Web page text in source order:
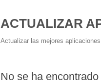
ACTUALIZAR
Actualizar las mejores
No se ha